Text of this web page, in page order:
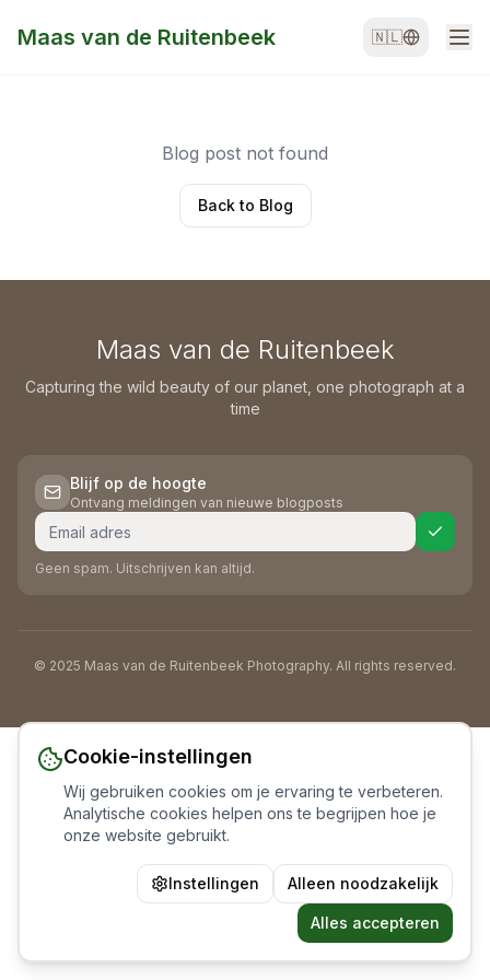
Maas van de Ruitenbeek 🇳🇱
Blog post not found
Back to Blog
Maas van de Ruitenbeek
Capturing the wild beauty of our planet, one photograph at a
time
Blijf op de hoogte
Ontvang meldingen van nieuwe blogposts
Geen spam. Uitschrijven kan altijd.
© 2025 Maas van de Ruitenbeek Photography. All rights reserved.
Cookie-instellingen
Wij gebruiken cookies om je ervaring te verbeteren.
Analytische cookies helpen ons te begrijpen hoe je
onze website gebruikt.
Instellingen Alleen noodzakelijk
Alles accepteren